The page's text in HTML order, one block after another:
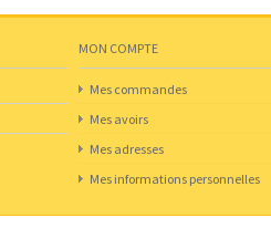
MON COMPTE
Mes commandes
Mes avoirs
Mes adresses
Mes informations personnelles